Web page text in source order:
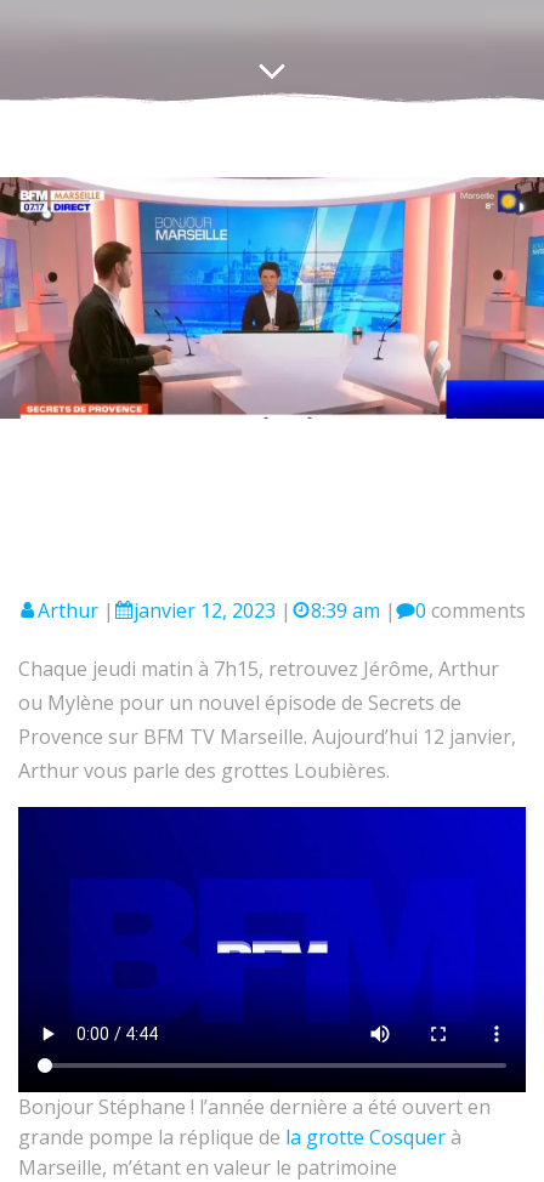
Arthur | janvier 12, 2023 | 8:39 am | 0 comments
Chaque jeudi matin à 7h15, retrouvez Jérôme, Arthur
ou Mylène pour un nouvel épisode de Secrets de
Provence sur BFM TV Marseille. Aujourd’hui 12 janvier,
Arthur vous parle des grottes Loubières.
Bonjour Stéphane ! l’année dernière a été ouvert en
grande pompe la réplique de la grotte Cosquerà
Marseille, m’étant en valeur le patrimoine